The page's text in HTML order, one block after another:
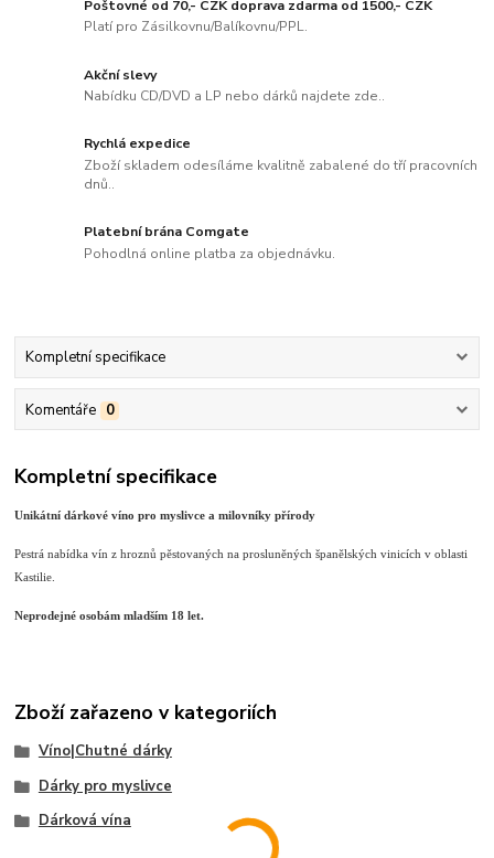
Poštovné od 70,- CZK doprava zdarma od 1500,- CZK
Platí pro Zásilkovnu/Balíkovnu/PPL.
Akční slevy
Nabídku CD/DVD a LP nebo dárků najdete zde..
Rychlá expedice
Zboží skladem odesíláme kvalitně zabalené do tří pracovních
dnů..
Platební brána Comgate
Pohodlná online platba za objednávku.
Kompletní specifikace
Komentáře 0
Kompletní specifikace
Unikátní dárkové víno pro myslivce a milovníky přírody
Pestrá nabídka vín z hroznů pěstovaných na prosluněných španělských vinicích v oblasti
Kastilie.
Neprodejné osobám mladším 18 let.
Zboží zařazeno v kategoriích
Víno|Chutné dárky
Dárky pro myslivce
Dárková vína